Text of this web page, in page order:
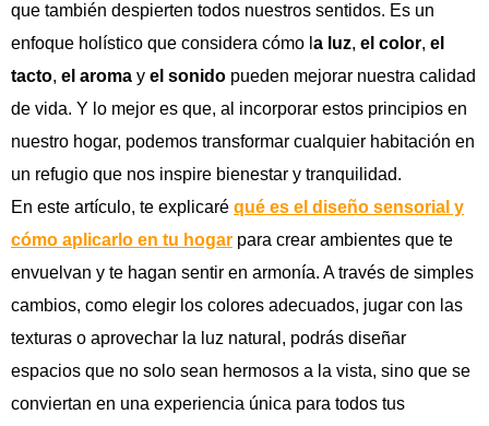
que también despierten todos nuestros sentidos. Es un
enfoque holístico que considera cómo l a luz, el color, el
tacto, el aroma y el sonido pueden mejorar nuestra calidad
de vida. Y lo mejor es que, al incorporar estos principios en
nuestro hogar, podemos transformar cualquier habitación en
un refugio que nos inspire bienestar y tranquilidad.
En este artículo, te explicaré qué es el diseño sensorial y
cómo aplicarlo en tu hogar para crear ambientes que te
envuelvan y te hagan sentir en armonía. A través de simples
cambios, como elegir los colores adecuados, jugar con las
texturas o aprovechar la luz natural, podrás diseñar
espacios que no solo sean hermosos a la vista, sino que se
conviertan en una experiencia única para todos tus